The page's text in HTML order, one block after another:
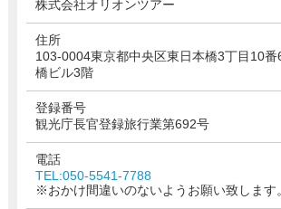
株式会社オリオンツアー
住所
103-0004東京都中央区東日本橋3丁目10番
橋ビル3階
登録番号
観光庁長官登録旅行業第692号
電話
TEL:050-5541-7788
※おかけ間違いのないようお願い致します。